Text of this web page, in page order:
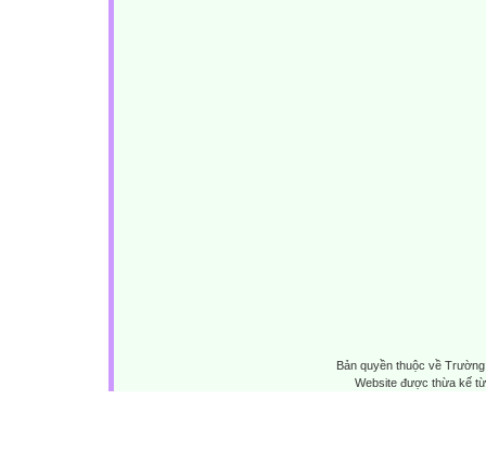
Bản quyền thuộc về
Website được thừa kế